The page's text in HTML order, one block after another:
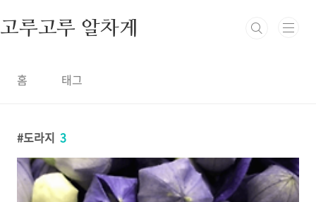
고루고루 알차게
홈 태그
도라지 3